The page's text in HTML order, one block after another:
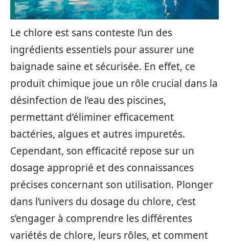
Le chlore est sans conteste l’un des
ingrédients essentiels pour assurer une
baignade saine et sécurisée. En effet, ce
produit chimique joue un rôle crucial dans la
désinfection de l’eau des piscines,
permettant d’éliminer efficacement
bactéries, algues et autres impuretés.
Cependant, son efficacité repose sur un
dosage approprié et des connaissances
précises concernant son utilisation. Plonger
dans l’univers du dosage du chlore, c’est
s’engager à comprendre les différentes
variétés de chlore, leurs rôles, et comment